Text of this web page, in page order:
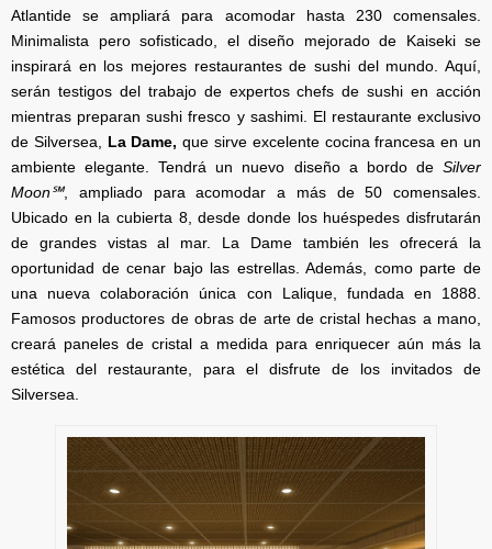
Atlantide se ampliará para acomodar hasta 230 comensales.
Minimalista pero sofisticado, el diseño mejorado de Kaiseki se
inspirará en los mejores restaurantes de sushi del mundo. Aquí,
serán testigos del trabajo de expertos chefs de sushi en acción
mientras preparan sushi fresco y sashimi. El restaurante exclusivo
de Silversea, La Dame,que sirve excelente cocina francesa en un
ambiente elegante. Tendrá un nuevo diseño a bordo de Silver
Moon℠, ampliado para acomodar a más de 50 comensales.
Ubicado en la cubierta 8, desde donde los huéspedes disfrutarán
de grandes vistas al mar. La Dame también les ofrecerá la
oportunidad de cenar bajo las estrellas. Además, como parte de
una nueva colaboración única con Lalique, fundada en 1888.
Famosos productores de obras de arte de cristal hechas a mano,
creará paneles de cristal a medida para enriquecer aún más la
estética del restaurante, para el disfrute de los invitados de
Silversea.